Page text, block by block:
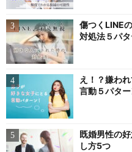
傷つくLINE
対処法５パ
え！？嫌わ
言動５パター
既婚男性の
し方5つ